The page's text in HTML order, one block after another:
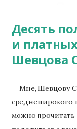
Десять
и
Шевцова
Мне, Шевцову
среднеширокого
можно прочитать